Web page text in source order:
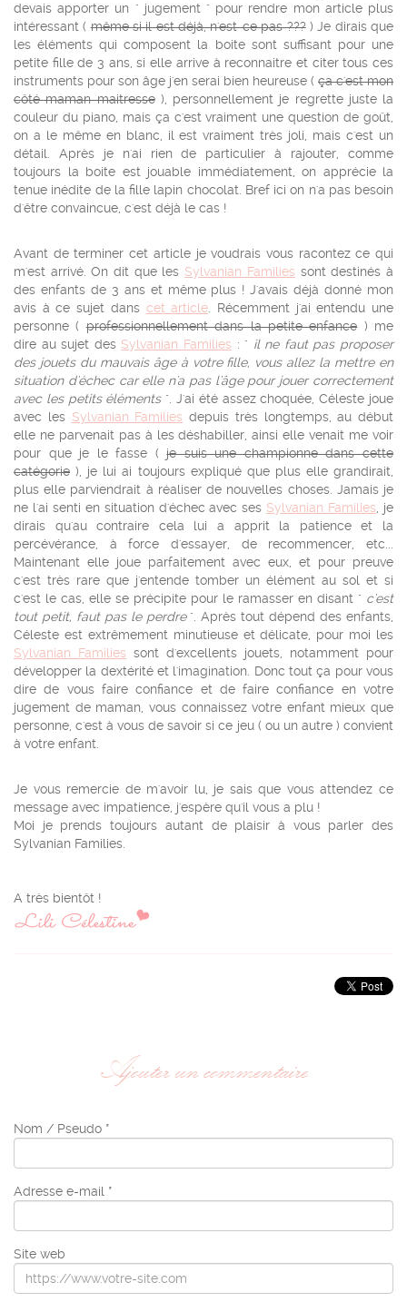
devais apporter un " jugement " pour rendre mon article plus
intéressant (même si il est déjà, n'est-ce pas ???) Je dirais que
les éléments qui composent la boite sont suffisant pour une
petite fille de 3 ans, si elle arrive à reconnaitre et citer tous ces
instruments pour son âge j'en serai bien heureuse ( ça c'est mon
côté maman maitresse), personnellement je regrette juste la
couleur du piano, mais ça c'est vraiment une question de goût,
on a le même en blanc, il est vraiment très joli, mais c'est un
détail. Après je n'ai rien de particulier à rajouter, comme
toujours la boite est jouable immédiatement, on apprécie la
tenue inédite de la fille lapin chocolat. Bref ici on n'a pas besoin
d'être convaincue, c'est déjà le cas !
Avant de terminer cet article je voudrais vous racontez ce qui
m'est arrivé. On dit que les Sylvanian Families sont destinés à
des enfants de 3 ans et même plus ! J'avais déjà donné mon
avis à ce sujet dans cet article . Récemment j'ai entendu une
personne (professionnellement dans la petite enfance) me
dire au sujet des Sylvanian Families : " il ne faut pas proposer
des jouets du mauvais âge à votre fille, vous allez la mettre en
situation d'échec car elle n'a pas l'âge pour jouer correctement
avec les petits éléments ". J'ai été assez choquée, Céleste joue
avec les Sylvanian Families depuis très longtemps, au début
elle ne parvenait pas à les déshabiller, ainsi elle venait me voir
pour que je le fasse (je suis une championne dans cette
catégorie ), je lui ai toujours expliqué que plus elle grandirait,
plus elle parviendrait à réaliser de nouvelles choses. Jamais je
ne l'ai senti en situation d'échec avec ses Sylvanian Families , je
dirais qu'au contraire cela lui a apprit la patience et la
percévérance, à force d'essayer, de recommencer, etc...
Maintenant elle joue parfaitement avec eux, et pour preuve
c'est très rare que j'entende tomber un élément au sol et si
c'est le cas, elle se précipite pour le ramasser en disant " c'est
tout petit, faut pas le perdre". Après tout dépend des enfants,
Céleste est extrêmement minutieuse et délicate, pour moi les
Sylvanian Families sont d'excellents jouets, notamment pour
développer la dextérité et l'imagination. Donc tout ça pour vous
dire de vous faire confiance et de faire confiance en votre
jugement de maman, vous connaissez votre enfant mieux que
personne, c'est à vous de savoir si ce jeu ( ou un autre ) convient
à votre enfant.
Je vous remercie de m'avoir lu, je sais que vous attendez ce
message avec impatience, j'espère qu'il vous a plu !
Moi je prends toujours autant de plaisir à vous parler des
Sylvanian Families.
A très bientôt !
Ajouter un commentaire
Nom / Pseudo *
Adresse e-mail *
Site web